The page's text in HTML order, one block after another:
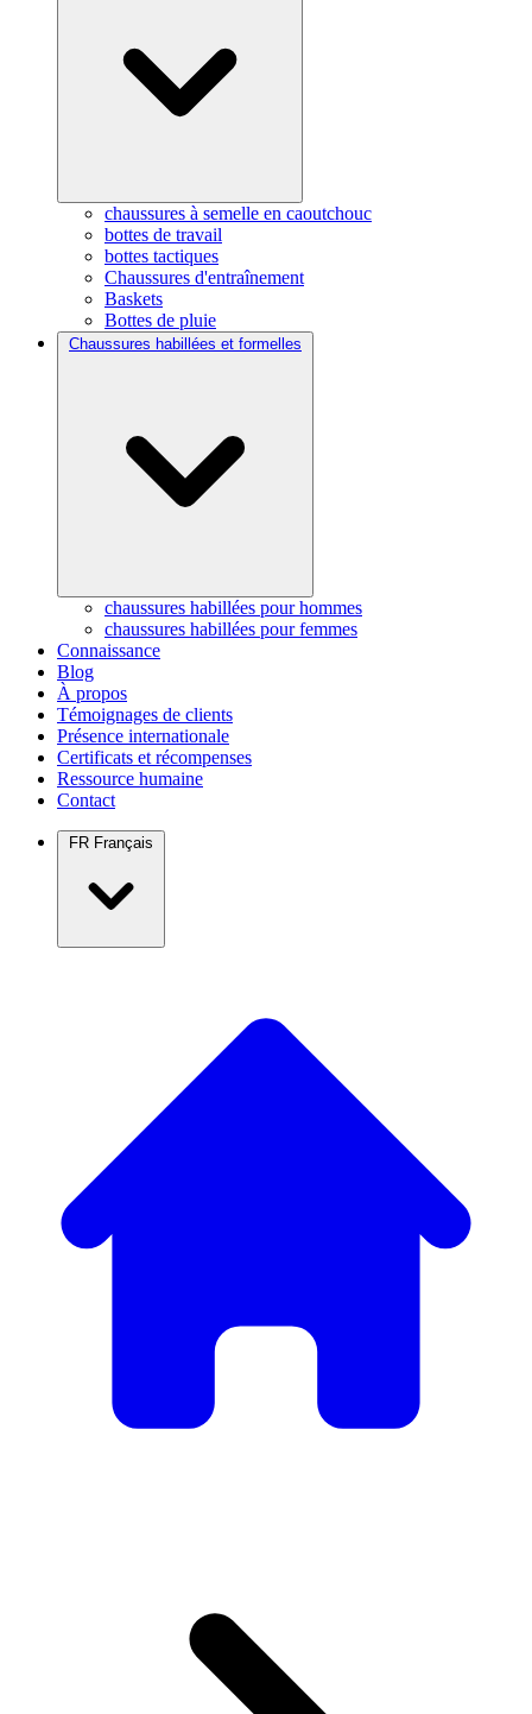
chaussures à semelle en caoutchouc
bottes de travail
bottes tactiques
Chaussures d'entraînement
Baskets
Bottes de pluie
Chaussures habillées et formelles
chaussures habillées pour hommes
chaussures habillées pour femmes
Connaissance
Blog
À propos
Témoignages de clients
Présence internationale
Certificats et récompenses
Ressource humaine
Contact
FR Français